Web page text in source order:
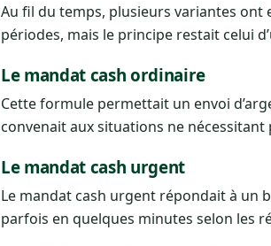
Au fil du temps, plusieurs variantes ont
périodes, mais le principe restait celui
Le mandat cash ordinaire
Cette formule permettait un envoi
convenait aux situations ne
Le mandat cash urgent
Le mandat cash urgent répondait à un
parfois en quelques minutes selon les